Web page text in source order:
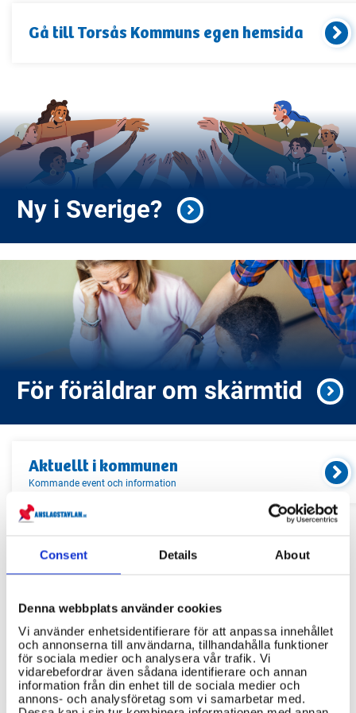
Consent Details About
Denna webbplats använder cookies
Vi använder enhetsidentifierare för att anpassa innehållet
och annonserna till användarna, tillhandahålla funktioner
för sociala medier och analysera vår trafik. Vi
vidarebefordrar även sådana identifierare och annan
information från din enhet till de sociala medier och
annons- och analysföretag som vi samarbetar med.
Gå tillTorsås Kommuns egen hemsida
Ny i Sverige?
För föräldrar om skärmtid
Aktuellt i kommunen
Kommande event och information
Relaterade länkar
Bibliotek
Idrottsanläggningar
Återvinningscentraler